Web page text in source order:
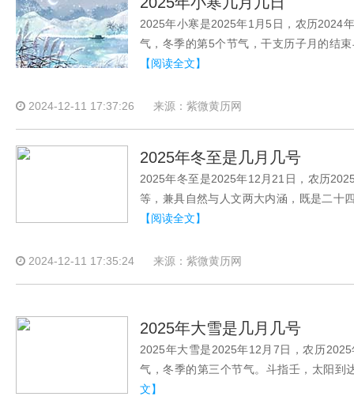
2025年小寒是2025年1月5日，农历2024
气，冬季的第5个节气，干支历子月的结
【阅读全文】
2024-12-11 17:37:26 来源：紫微黄历网
2025年冬至是几月几号
2025年冬至是2025年12月21日，农历
等，兼具自然与人文两大内涵，既是二十
【阅读全文】
2024-12-11 17:35:24 来源：紫微黄历网
2025年大雪是几月几号
2025年大雪是2025年12月7日，农历
气，冬季的第三个节气。斗指壬，太阳
文】